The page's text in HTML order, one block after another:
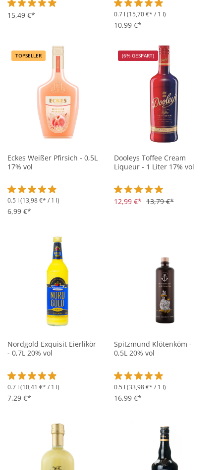
Durchschnittliche Bewertung von 4.8 von 5 Sternen
15,49 €* Durchschnittliche Bewertung
0.7 l (15,70 €* / 1 l)
10,99 €*
TOPSELLER
Eckes Weißer Pfirsich - 0,5L
17% vol
Durchschnittliche Bewertung von 4.9 von 5 Sternen
0.5 l (13,98 €* / 1 l)
6,99 €*
(6% GESPART)
Dooleys Toffee Cream
Liqueur - 1 Liter 17% vol
Durchschnittliche Bewertung
12,99 €* 13,79 €*
Nordgold Exquisit Eierlikör
- 0,7L 20% vol
Durchschnittliche Bewertung von 4.9 von 5 Sternen
0.7 l (10,41 €* / 1 l)
7,29 €*
Spitzmund Klötenköm -
0,5L 20% vol
Durchschnittliche Bewertung
0.5 l (33,98 €* / 1 l)
16,99 €*